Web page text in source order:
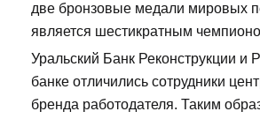
две бронзовые медали мировых
является шестикратным
Уральский Банк Реконструкции и
банке отличились сотрудники
бренда работодателя. Таким